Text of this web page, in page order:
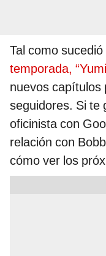
Tal como
temporada,
nuevos capítulos
seguidores. Si te
oficinista con
relación con
cómo ver los